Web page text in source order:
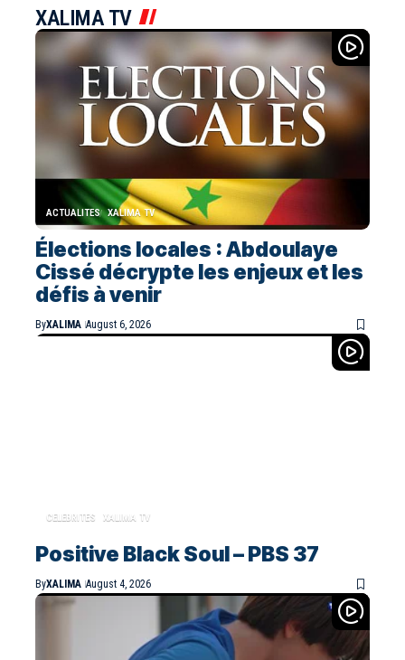
XALIMA TV
ACTUALITES XALIMA TV
Élections locales : Abdoulaye
Cissé décrypte les enjeux et les
défis à venir
ByXALIMA August 6, 2026
CELEBRITES XALIMA TV
Positive Black Soul – PBS 37
ByXALIMA August 4, 2026